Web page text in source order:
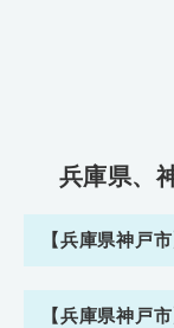
兵庫県、
【兵庫県神戸
【兵庫県神戸